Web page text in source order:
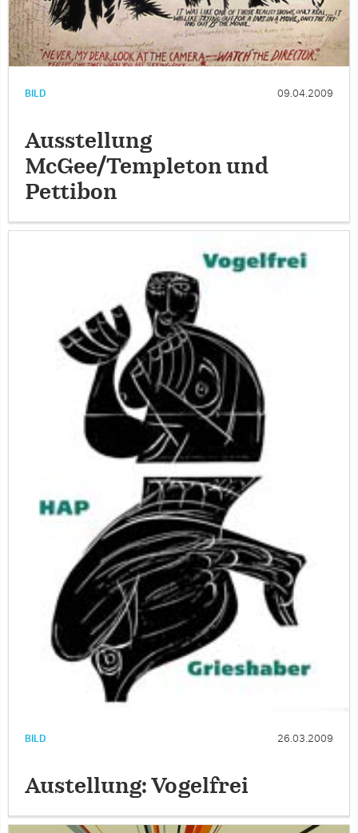
BILD 09.04.2009
Ausstellung
McGee/Templeton und
Pettibon
BILD 26.03.2009
Austellung: Vogelfrei